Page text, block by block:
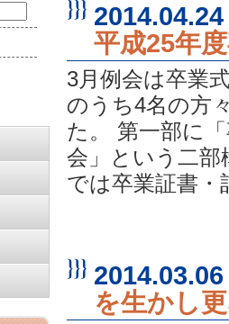
2014.04.24
平成25年
3月例会は卒業
のうち4名の方
た。 第一部に
会」という二部
では卒業証書・
2014.03.06
を生かし